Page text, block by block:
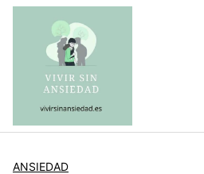
Saltar
contenido
ANSIEDAD